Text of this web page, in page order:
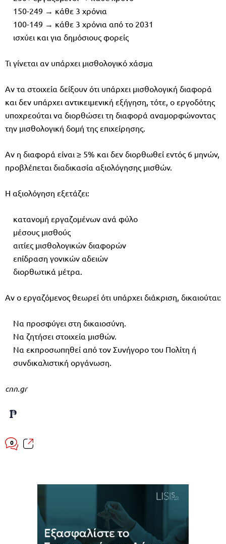
150-249 → κάθε 3 χρόνια
100-149 → κάθε 3 χρόνια από το 2031
ισχύει και για δημόσιους φορείς
Τι γίνεται αν υπάρχει μισθολογικό χάσμα
Αν τα στοιχεία δείξουν ότι υπάρχει μισθολογική διαφορά
και δεν υπάρχει αντικειμενική εξήγηση, τότε, ο εργοδότης
υποχρεούται να διορθώσει τη διαφορά αναμορφώνοντας
την μισθολογική δομή της επιχείρησης.
Αν η διαφορά είναι ≥ 5% και δεν διορθωθεί εντός 6 μηνών,
προβλέπεται διαδικασία αξιολόγησης μισθών.
Η αξιολόγηση εξετάζει:
κατανομή εργαζομένων ανά φύλο
μέσους μισθούς
αιτίες μισθολογικών διαφορών
επίδραση γονικών αδειών
διορθωτικά μέτρα.
Αν ο εργαζόμενος θεωρεί ότι υπάρχει διάκριση, δικαιούται:
Να προσφύγει στη δικαιοσύνη.
Να ζητήσει στοιχεία μισθών.
Να εκπροσωπηθεί από τον Συνήγορο του Πολίτη ή
συνδικαλιστική οργάνωση.
cnn.gr
0